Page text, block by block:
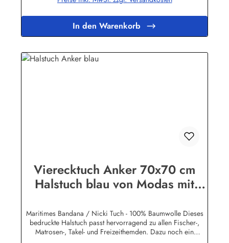
In den Warenkorb
Vierecktuch Anker 70x70 cm
Halstuch blau von Modas mit
Maritimes Bandana / Nicki Tuch - 100% Baumwolle Dieses
bedruckte Halstuch passt hervorragend zu allen Fischer-,
Matrosen-, Takel- und Freizeithemden. Dazu noch ein